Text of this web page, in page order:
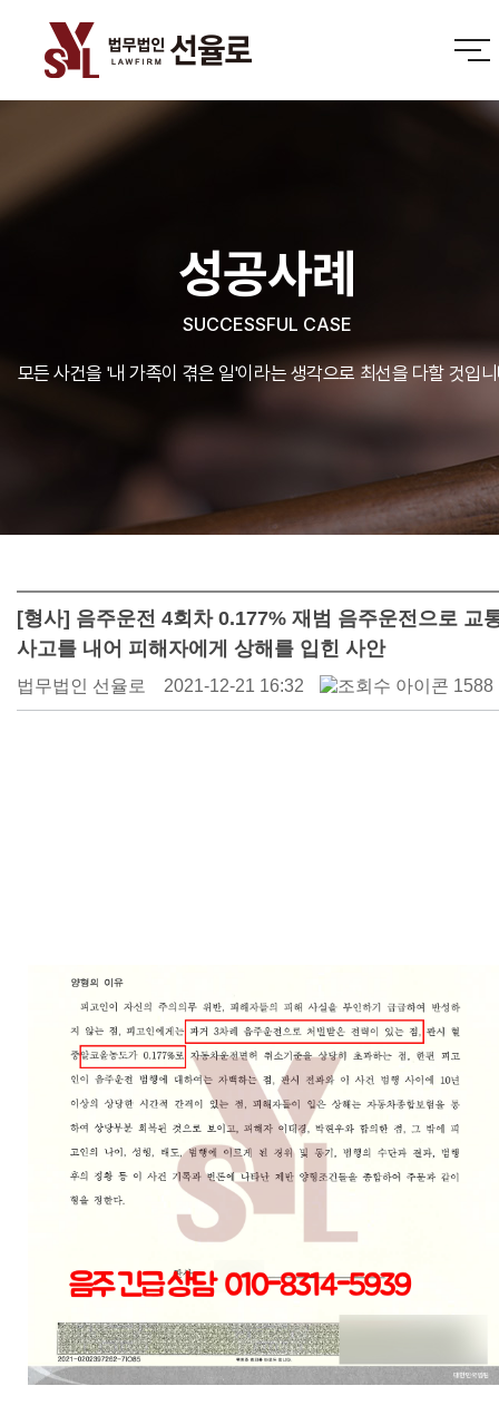
성공사례
SUCCESSFUL CASE
모든 사건을 '내 가족이 겪은 일'이라는 생각으로 최선을 다할 것입
[형사] 음주운전 4회차 0.177% 재범 음주운전으로 교
사고를 내어 피해자에게 상해를 입힌 사안
법무법인 선율로 2021-12-21 16:32 1588